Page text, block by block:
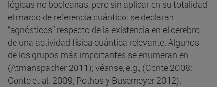
lógicas no booleanas, pero sin aplicar en su totalidad
el marco de referencia cuántico: se declaran
“agnósticos” respecto de la existencia en el cerebro
de una actividad física cuántica relevante. Algunos
de los grupos más importantes se enumeran en
(Atmanspacher 2011); véanse, e.g., (Conte 2008;
Conte et al. 2009; Pothos y Busemeyer 2012).